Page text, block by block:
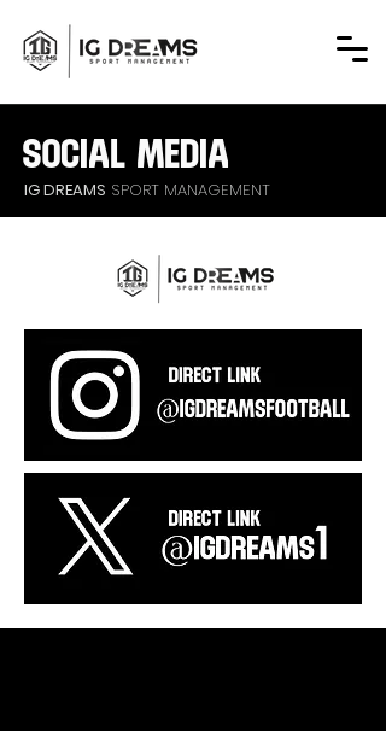
SOCIAL MEDIA
IG DREAMS SPORT MANAGEMENT